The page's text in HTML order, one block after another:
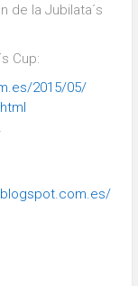
de la Jubilata´s
Cup:
2015/05/
blogspot.com.es/